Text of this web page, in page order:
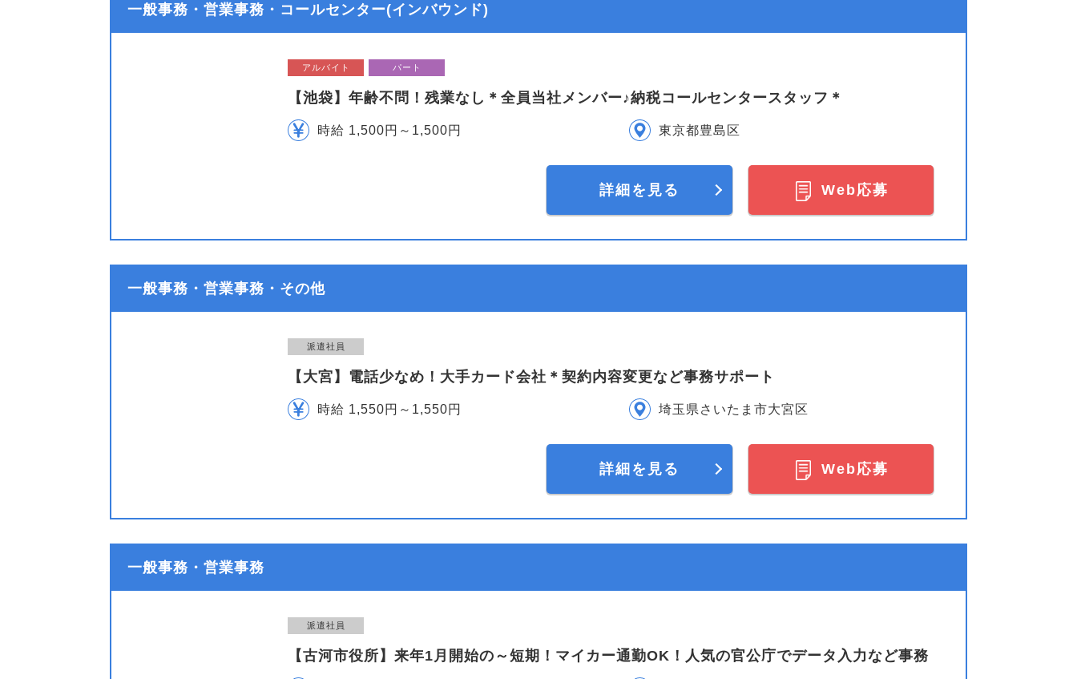
一般事務・営業事務・コールセンター(インバウンド)
アルバイト パート
【池袋】年齢不問！残業なし＊全員当社メンバー♪納税コールセンタースタッフ＊
時給 1,500円～1,500円 東京都豊島区
詳細を見る Web応募
一般事務・営業事務・その他
派遣社員
【大宮】電話少なめ！大手カード会社＊契約内容変更など事務サポート
時給 1,550円～1,550円 埼玉県さいたま市大宮区
詳細を見る Web応募
一般事務・営業事務
派遣社員
【古河市役所】来年1月開始の～短期！マイカー通勤OK！人気の官公庁でデータ入力など事務